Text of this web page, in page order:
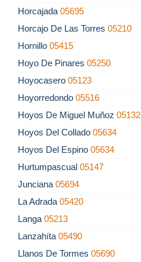
Horcajada 05695
Horcajo De Las Torres 05210
Hornillo 05415
Hoyo De Pinares 05250
Hoyocasero 05123
Hoyorredondo 05516
Hoyos De Miguel Muñoz 05132
Hoyos Del Collado 05634
Hoyos Del Espino 05634
Hurtumpascual 05147
Junciana 05694
La Adrada 05420
Langa 05213
Lanzahíta 05490
Llanos De Tormes 05690